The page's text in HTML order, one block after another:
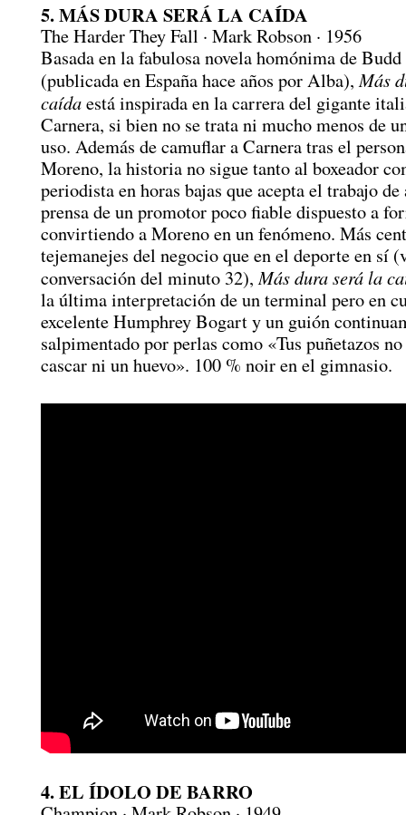
5. MÁS DURA SERÁ LA CAÍDA
The Harder They Fall · Mark Robson · 1956
Basada en la fabulosa novela homónima de
(publicada en España hace años por Alba),Más
caídaestá inspirada en la carrera del gigante
Carnera, si bien no se trata ni mucho menos de
uso. Además de camuflar a Carnera tras el
Moreno, la historia no sigue tanto al boxeador
periodista en horas bajas que acepta el trabajo de
prensa de un promotor poco fiable dispuesto a
convirtiendo a Moreno en un fenómeno. Más
tejemanejes del negocio que en el deporte en sí
conversación del minuto 32),Más dura será la
la última interpretación de un terminal pero en
excelente Humphrey Bogart y un guión
salpimentado por perlas como «Tus puñetazos
cascar ni un huevo». 100 % noir en el gimnasio.
4. EL ÍDOLO DE BARRO